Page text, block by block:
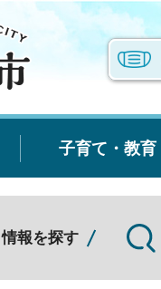
子育て・教育
情報を探す